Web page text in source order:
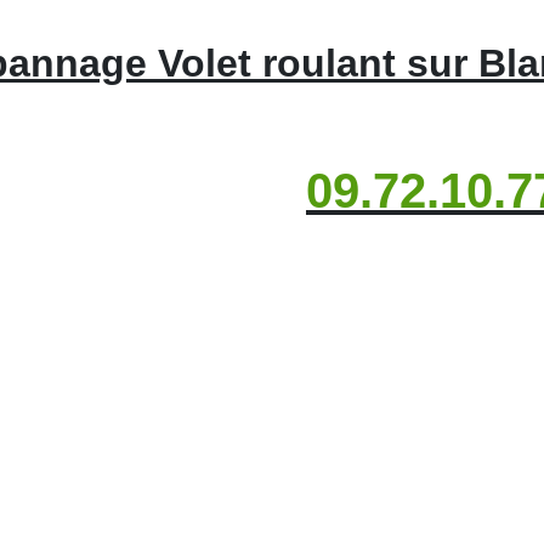
Volet roulant sur